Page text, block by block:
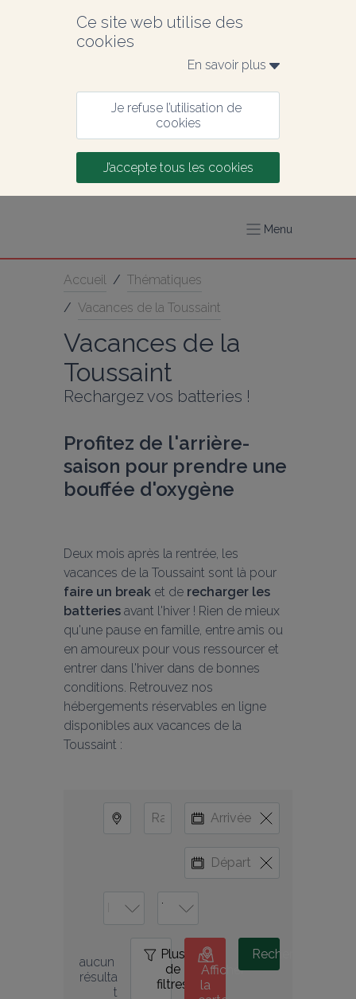
Ce site web utilise des
cookies
En savoir plus
Je refuse l’utilisation de
cookies
J’accepte tous les cookies
Menu
Accueil / Thématiques
/ Vacances de la Toussaint
Vacances de la
Toussaint
Rechargez vos batteries !
Profitez de l'arrière-
saison pour prendre une
bouffée d'oxygène
Deux mois après la rentrée, les
faire un break et de recharger les
batteries avant l'hiver ! Rien de mieux
qu'une pause en famille, entre amis ou
en amoureux pour vous ressourcer et
entrer dans l'hiver dans de bonnes
conditions. Retrouvez nos
hébergements réservables en ligne
disponibles aux vacances de la
Toussaint :
aucun
résulta
t
Plus
de
filtres
Afficher
la
Rechercher